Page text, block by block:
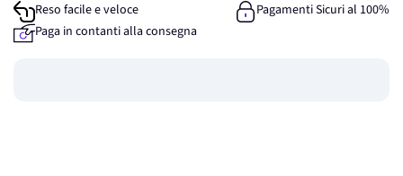
Reso facile e veloce
Pagamenti Sicuri al 100%
Paga in contanti alla consegna